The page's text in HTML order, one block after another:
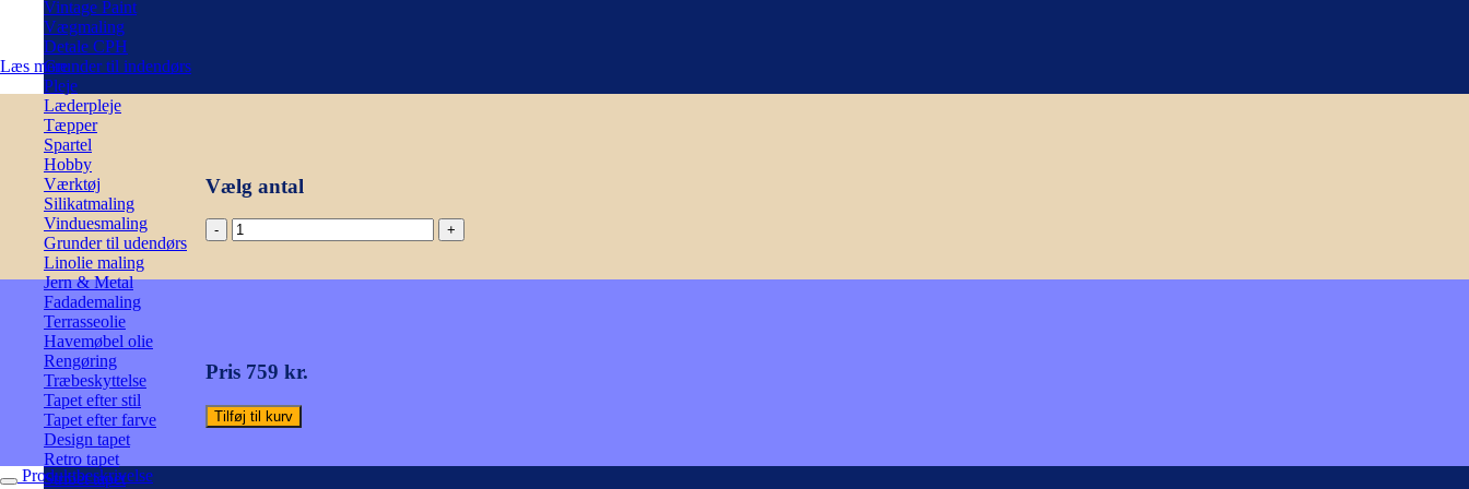
Vintage Paint
Vægmaling
Detale CPH
Grunder til indendørs
Pleje
Læderpleje
Tæpper
Spartel
Hobby
Værktøj
Silikatmaling
Vinduesmaling
Grunder til udendørs
Linolie maling
Jern & Metal
Fadademaling
Terrasseolie
Havemøbel olie
Rengøring
Træbeskyttelse
Tapet efter stil
Tapet efter farve
Design tapet
Retro tapet
Stribet tapet
Læs mere
Vælg antal
Palm
Leave
palme
grøn
-
Cole
&
antal
Pris 759 kr.
Tilføj til kurv
Produktbeskrivelse